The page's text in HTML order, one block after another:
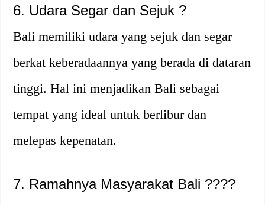
6. Udara Segar dan Sejuk ?️
Bali memiliki udara yang sejuk dan segar
berkat keberadaannya yang berada di dataran
tinggi. Hal ini menjadikan Bali sebagai
tempat yang ideal untuk berlibur dan
melepas kepenatan.
7. Ramahnya Masyarakat Bali ?‍?‍?‍?